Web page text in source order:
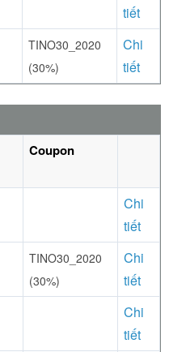
tiết
TINO30_2020
(30%)
Chi
tiết
Coupon
Chi
tiết
TINO30_2020
(30%)
Chi
tiết
Chi
tiết